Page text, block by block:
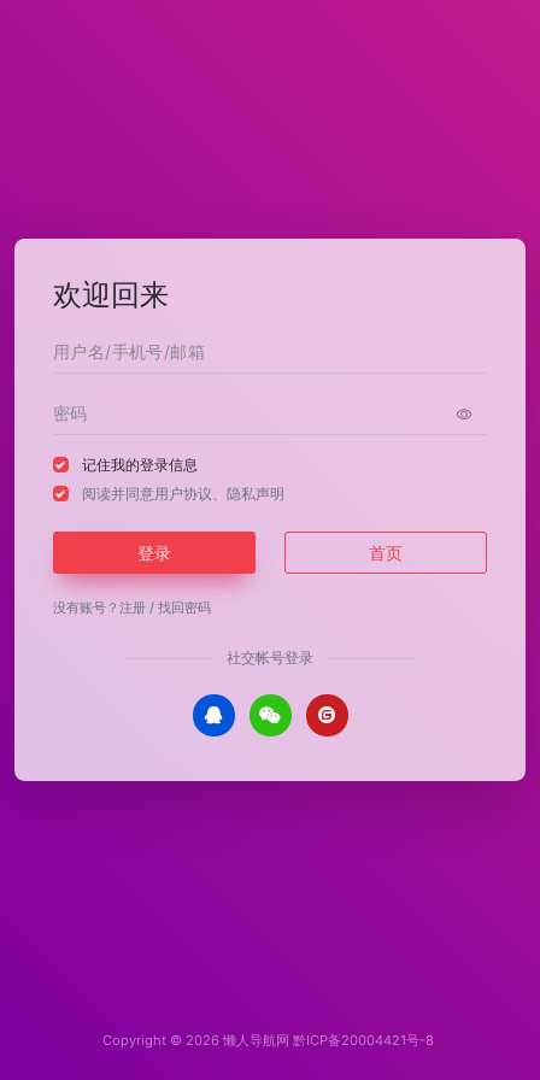
欢迎回来
记住我的登录信息
阅读并同意用户协议 隐私声明
登录 首页
没有账号？ 注册 / 找回密码
社交帐号登录
Copyright © 2026 懒人导航网 黔ICP备20004421号-8